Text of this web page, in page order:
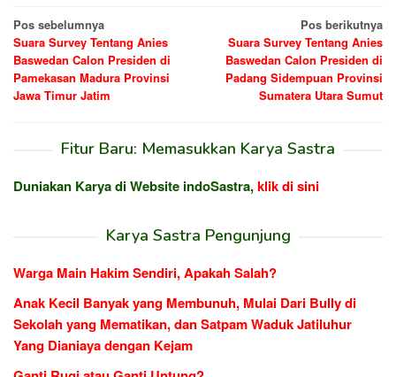
Navigasi
pos
Pos sebelumnya
Suara Survey Tentang Anies
Baswedan Calon Presiden di
Pamekasan Madura Provinsi
Jawa Timur Jatim
Pos berikutnya
Suara Survey Tentang Anies
Baswedan Calon Presiden di
Padang Sidempuan Provinsi
Sumatera Utara Sumut
Fitur Baru: Memasukkan Karya Sastra
Duniakan Karya di Website indoSastra,klik di sini
Karya Sastra Pengunjung
Warga Main Hakim Sendiri, Apakah Salah?
Anak Kecil Banyak yang Membunuh, Mulai Dari Bully di
Sekolah yang Mematikan, dan Satpam Waduk Jatiluhur
Yang Dianiaya dengan Kejam